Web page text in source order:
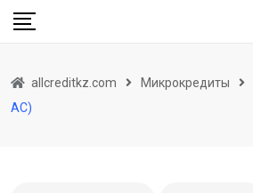
Skip
allcreditkz.com Микрокредиты
АС)